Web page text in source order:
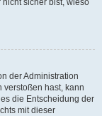
nicht sicher bist, wieso
der Administration
hast, kann
die Entscheidung der
mit dieser